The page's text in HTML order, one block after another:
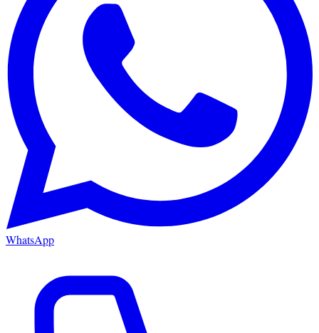
WhatsApp